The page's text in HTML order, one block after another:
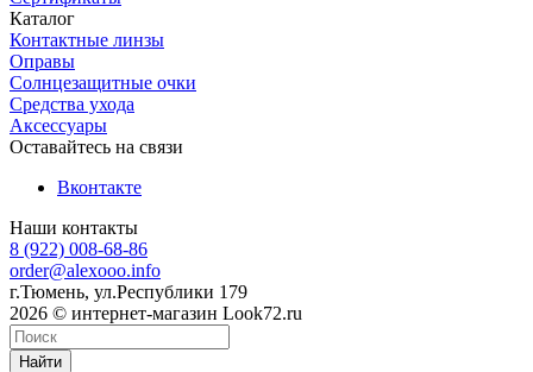
Каталог
Контактные линзы
Оправы
Солнцезащитные очки
Средства ухода
Аксессуары
Оставайтесь на связи
Вконтакте
Наши контакты
8 (922) 008-68-86
order@alexooo.info
г.Тюмень, ул.Республики 179
2026 © интернет-магазин Look72.ru
Найти